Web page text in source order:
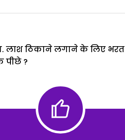
ठिकाने लगाने के लिए
पीछे ?